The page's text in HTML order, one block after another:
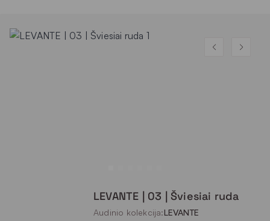
LEVANTE | 03 | Šviesiai ruda
Audinio kolekcija:LEVANTE